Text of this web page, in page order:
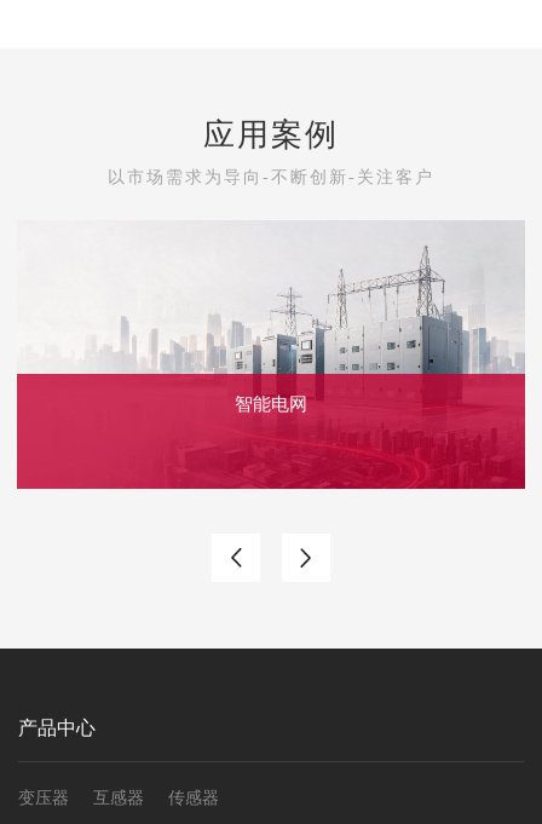
应用案例
以市场需求为导向-不断创新-关注客户
智能电网
产品中心
变压器 互感器 传感器